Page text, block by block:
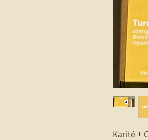
Karité +